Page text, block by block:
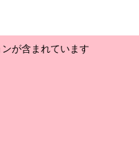

が含まれています